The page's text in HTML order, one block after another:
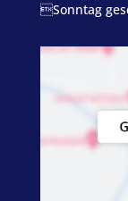
Sonntag